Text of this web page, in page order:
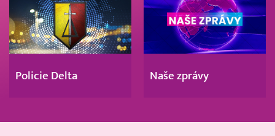
Policie Delta Naše zprávy